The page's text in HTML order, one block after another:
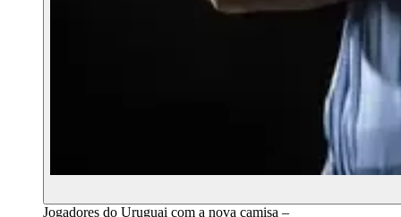
Jogadores do Uruguai com a nova camisa –